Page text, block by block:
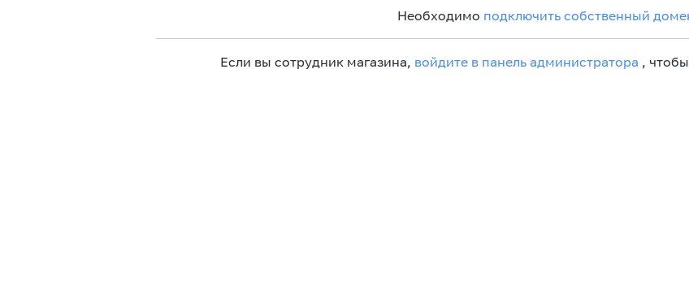
Необходимо подключить собственный
Если вы сотрудник магазина, войдите в панель администратора ,